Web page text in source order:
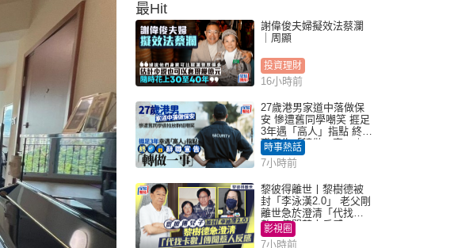
最Hit
謝偉俊夫婦擬效法蔡瀾
｜周顯
投資理財
16小時前
27歲港男家道中落做保
安 慘遭舊同學嘲笑 捱足
3年遇「高人」指點 終辭
職宣告「轉做一事」｜
Juicy叮
時事熱話
7小時前
黎彼得離世丨黎樹德被
封「李泳漢2.0」 老父剛
離世急於澄清「代找卡
數」傳聞惹人反感
影視圈
7小時前